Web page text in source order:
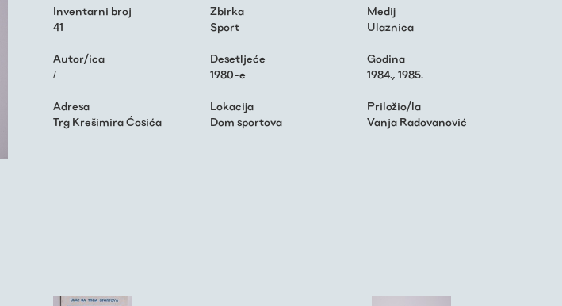
Inventarni broj
41
Zbirka
Sport
Medij
Ulaznica
Autor/ica
/
Desetljeće
1980-e
Godina
1984., 1985.
Adresa
Trg Krešimira Ćosića
Lokacija
Dom sportova
Priložio/la
Vanja Radovanović